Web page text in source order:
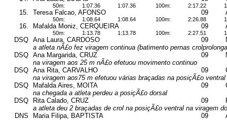
50m: 1:07.36 1:07.36 100m: 2:17.22
15. Teresa Falcao, AFONSO 09
50m: 1:08.64 1:08.64 100m: 2:26.88
16. Mafalda Moniz, CERQUEIRA 09
50m: 1:13.78 1:13.78 100m: 2:27.51
DSQ Ana Laura, CARDOSO 09
a atleta nÃ£o fez viragem continua (batimento pernas
DSQ Ana Margarida, CRUZ 09
na viragem aos 25 m nÃ£o efetuou movimento continuo
DSQ Ana Rita, CARVALHO 09
na viragem aos75 m efetuou várias braçadas na posiçÃ£o ventral
DSQ
Mafalda Aires, MOITA 09
na chegada a atleta perdeu a posiçÃ£o dorsal
DSQ
Rita Calado, CRUZ 09
a atleta deu 2 braçadas de crol na posiçÃ£o ventral na viragem
DNS
Maria Filipa, BAPTISTA 09